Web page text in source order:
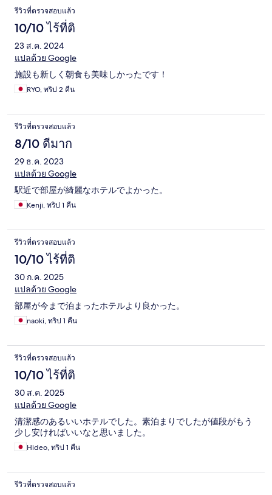
รีวิวที่ตรวจสอบแล้ว
10/10 ไร้ที่ติ
23 ส.ค. 2024
แปลด้วย Google
施設も新しく朝食も美味しかったです！
RYO, ทริป 2 คืน
รีวิวที่ตรวจสอบแล้ว
8/10 ดีมาก
29 ธ.ค. 2023
แปลด้วย Google
駅近で部屋が綺麗なホテルでよかった。
Kenji, ทริป 1 คืน
รีวิวที่ตรวจสอบแล้ว
10/10 ไร้ที่ติ
30 ก.ค. 2025
แปลด้วย Google
部屋が今まで泊まったホテルより良かった。
naoki, ทริป 1 คืน
รีวิวที่ตรวจสอบแล้ว
10/10 ไร้ที่ติ
30 ส.ค. 2025
แปลด้วย Google
清潔感のあるいいホテルでした。素泊まりでしたが値段がもう
少し安ければいいなと思いました。
Hideo, ทริป 1 คืน
รีวิวที่ตรวจสอบแล้ว